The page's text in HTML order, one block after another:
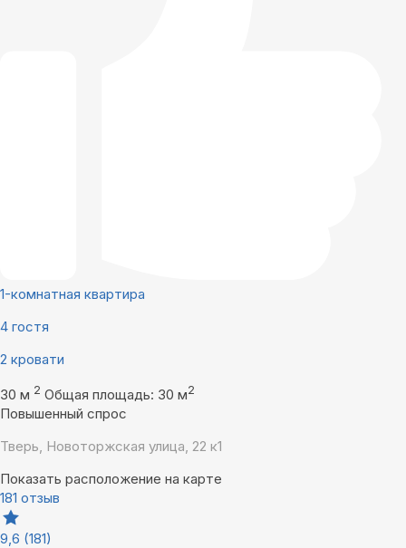
1-комнатная квартира
4 гостя
2 кровати
30 м 2 Общая площадь: 30 м2
Повышенный спрос
Тверь, Новоторжская улица, 22 к1
Показать расположение на карте
181 отзыв
9,6 (181)